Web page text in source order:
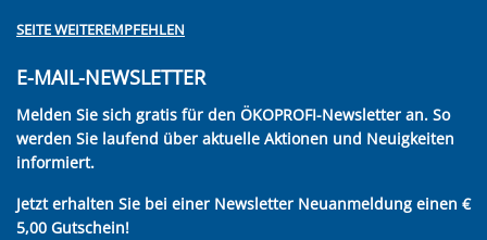
SEITE WEITEREMPFEHLEN
E-MAIL-NEWSLETTER
Melden Sie sich gratis für den ÖKOPROFI-Newsletter an. So
werden Sie laufend über aktuelle Aktionen und Neuigkeiten
informiert.
Jetzt erhalten Sie bei einer Newsletter Neuanmeldung einen €
5,00 Gutschein!